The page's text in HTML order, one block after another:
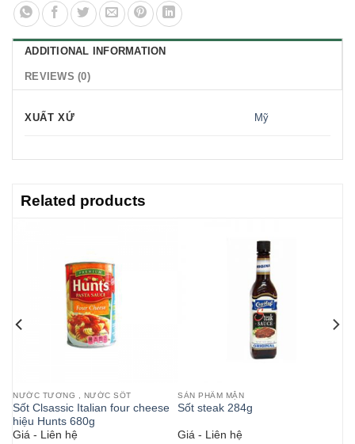
ADDITIONAL INFORMATION
REVIEWS (0)
XUẤT XỨ Mỹ
Related products
NƯỚC TƯƠNG , NƯỚC SỐT
Sốt Clsassic Italian four cheese
hiệu Hunts 680g
Giá - Liên hệ
SẢN PHẨM MẶN
Sốt steak 284g
Giá - Liên hệ